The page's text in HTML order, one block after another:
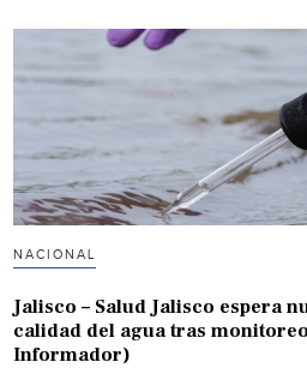
NACIONAL
Jalisco – Salud Jalisco espera
calidad del agua tras
Informador)